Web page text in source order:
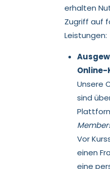
erhalten
Zugriff auf
Leistungen:
Online-
Unsere
sind
Vor
einen
eine